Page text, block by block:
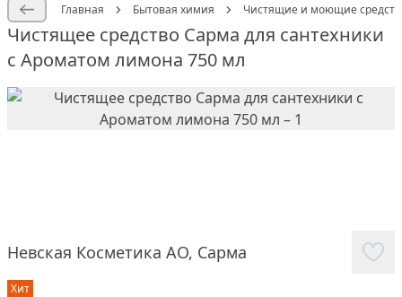
Главная Бытовая химия Чистящие и моющие
Чистящее средство Сарма для сантехники
с Ароматом лимона 750 мл
Невская Косметика АО, Сарма
Хит